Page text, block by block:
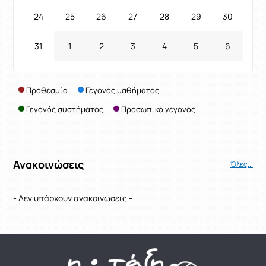
24 25 26 27 28 29 30
31 1 2 3 4 5 6
Προθεσμία
Γεγονός μαθήματος
Γεγονός συστήματος
Προσωπικό γεγονός
Ανακοινώσεις Όλες...
- Δεν υπάρχουν ανακοινώσεις -